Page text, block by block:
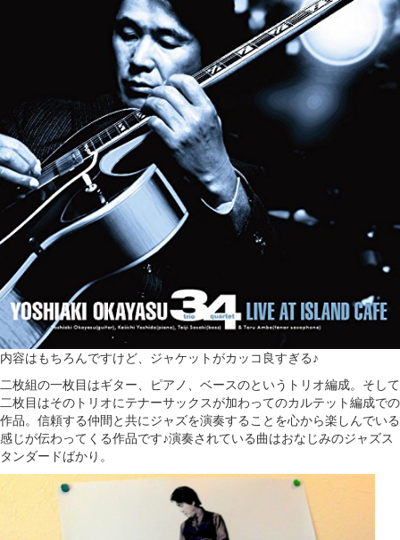
内容はもちろんですけど、ジャケットがカッコ良すぎる♪
二枚組の一枚目はギター、ピアノ、ベースのというトリオ編成。そして
二枚目はそのトリオにテナーサックスが加わってのカルテット編成での
作品。信頼する仲間と共にジャズを演奏することを心から楽しんでいる
感じが伝わってくる作品です♪演奏されている曲はおなじみのジャズス
タンダードばかり。